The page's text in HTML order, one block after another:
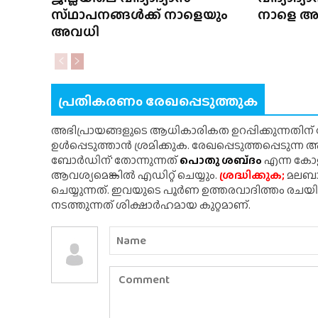
സ്‌ഥാപനങ്ങൾക്ക്‌ നാളെയും
അവധി
നാളെ
പ്രതികരണം രേഖപ്പെടുത്തുക
അഭിപ്രായങ്ങളുടെ ആധികാരികത
ഉൾപ്പെടുത്താൻ ശ്രമിക്കുക. രേഖപ്പെടുത്തപ്പെടുന്ന
ബോർഡിന്' തോന്നുന്നത്പൊതു ശബ്‌ദംഎന്ന
ആവശ്യമെങ്കിൽ എഡിറ്റ് ചെയ്യും.ശ്രദ്ധിക്കുക;
ചെയ്യുന്നത്. ഇവയുടെ പൂർണ ഉത്തരവാദിത്തം
നടത്തുന്നത് ശിക്ഷാർഹമായ കുറ്റമാണ്.